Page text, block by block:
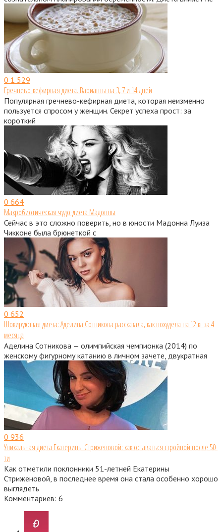
0 1 529
Гречнево-кефирная диета. Варианты на 3, 7 и 14 дней
Популярная гречнево-кефирная диета, которая неизменно
пользуется спросом у женщин. Секрет успеха прост: за
короткий
0 664
Макробиотическая чудо-диета Мадонны
Сейчас в это сложно поверить, но в юности Мадонна Луиза
Чикконе была брюнеткой с
0 652
Шокирующая диета: Аделина Сотникова рассказала, как похудела на 12 кг за 4
месяца
Аделина Сотникова — олимпийская чемпионка (2014) по
женскому фигурному катанию в личном зачете, двукратная
0 936
Уникальная диета Екатерины Стриженовой: как оставаться стройной после 50-
ти
Как отметили поклонники 51-летней Екатерины
Стриженовой, в последнее время она стала особенно хорошо
выглядеть
Комментариев: 6